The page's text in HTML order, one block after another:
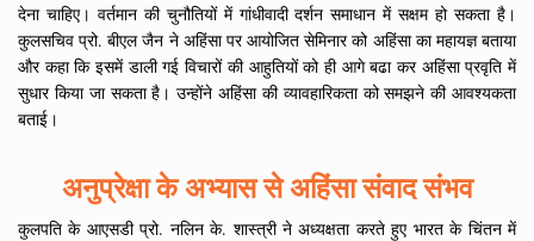
देना चाहिए। वर्तमान की चुनौतियों में गांधीवादी दर्शन समाधान में सक्षम हो सकता है।
कुलसचिव प्रो. बीएल जैन ने अहिंसा पर आयोजित सेमिनार को अहिंसा का महायज्ञ बताया
और कहा कि इसमें डाली गई विचारों की आहुतियों को ही आगे बढा कर अहिंसा प्रवृति में
सुधार किया जा सकता है। उन्होंने अहिंसा की व्यावहारिकता को समझने की आवश्यकता
बताई।
अनुप्रेक्षा के अभ्यास से अहिंसा संवाद संभव
कुलपति के आएसडी प्रो. नलिन के. शास्त्री ने अध्यक्षता करते हुए भारत के चिंतन में